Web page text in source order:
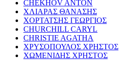
CHEKHOV ANTON
ΧΛΙΑΡΑΣ ΘΑΝΑΣΗΣ
ΧΟΡΤΑΤΣΗΣ ΓΕΩΡΓΙΟΣ
CHURCHILL CARYL
CHRISTIE AGATHA
ΧΡΥΣΟΠΟΥΛΟΣ ΧΡΗΣΤΟΣ
ΧΩΜΕΝΙΔΗΣ ΧΡΗΣΤΟΣ